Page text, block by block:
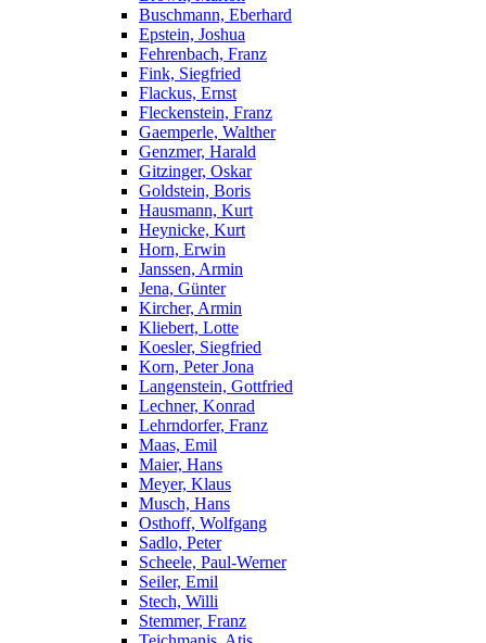
Buschmann, Eberhard
Epstein, Joshua
Fehrenbach, Franz
Fink, Siegfried
Flackus, Ernst
Fleckenstein, Franz
Gaemperle, Walther
Genzmer, Harald
Gitzinger, Oskar
Goldstein, Boris
Hausmann, Kurt
Heynicke, Kurt
Horn, Erwin
Janssen, Armin
Jena, Günter
Kircher, Armin
Kliebert, Lotte
Koesler, Siegfried
Korn, Peter Jona
Langenstein, Gottfried
Lechner, Konrad
Lehrndorfer, Franz
Maas, Emil
Maier, Hans
Meyer, Klaus
Musch, Hans
Osthoff, Wolfgang
Sadlo, Peter
Scheele, Paul-Werner
Seiler, Emil
Stech, Willi
Stemmer, Franz